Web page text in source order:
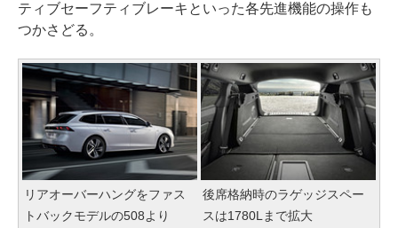
ティブセーフティブレーキといった各先進機能の操作も
つかさどる。
リアオーバーハングをファス
トバックモデルの508より
後席格納時のラゲッジスペー
スは1780Lまで拡大